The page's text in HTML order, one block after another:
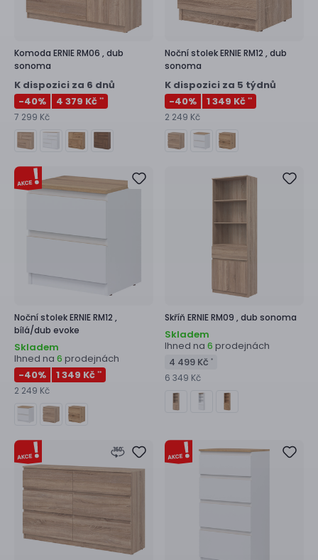
Komoda ERNIE RM06 ,dub
sonoma
K dispozici za 6 dnů
-40% 4 379 Kč **
7 299 Kč
Noční stolekERNIE RM12 ,dub
sonoma
K dispozici za 5 týdnů
-40% 1 349 Kč **
2 249 Kč
Noční stolekERNIE RM12 ,
bílá/dub evoke
Skladem
Ihned na 6 prodejnách
-40% 1 349 Kč **
2 249 Kč
Skříň ERNIE RM09 ,dub sonoma
Skladem
Ihned na 6 prodejnách
4 499 Kč *
6 349 Kč